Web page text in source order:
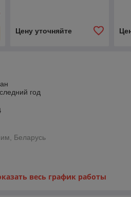
Цену уточняйте
год
Беларусь
весь график работы